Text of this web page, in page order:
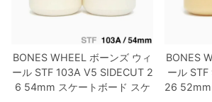
BONES WHEEL ボーンズ ウィ
ールSTF 103A V5 SIDECUT 2
6 54mm スケートボード スケ
BONES
ール STF
26 52mm
8.1inch
8.2inch
8.3inch
8.2inch
8.3inch
8.4inch
60mm
62mm
63mm
ソフトウィール（クルーザー）
足回りセット（トラック・ウィールセ
ヘルメット・パッド
練習用アイテム（初心者におすすめ）
26cm
26.5cm
27cm
7分袖シャツ・ラグラン
半袖シャツ
キャップ